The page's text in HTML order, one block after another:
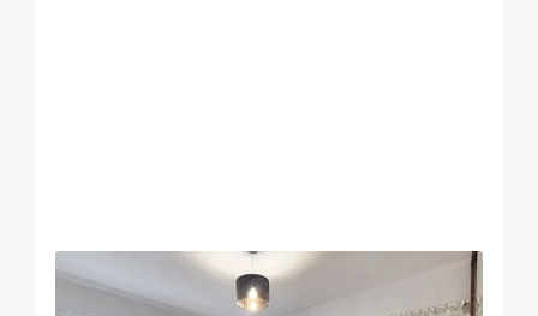
EXCLUSIVITATE
Apartament 2 camere zona Racadau